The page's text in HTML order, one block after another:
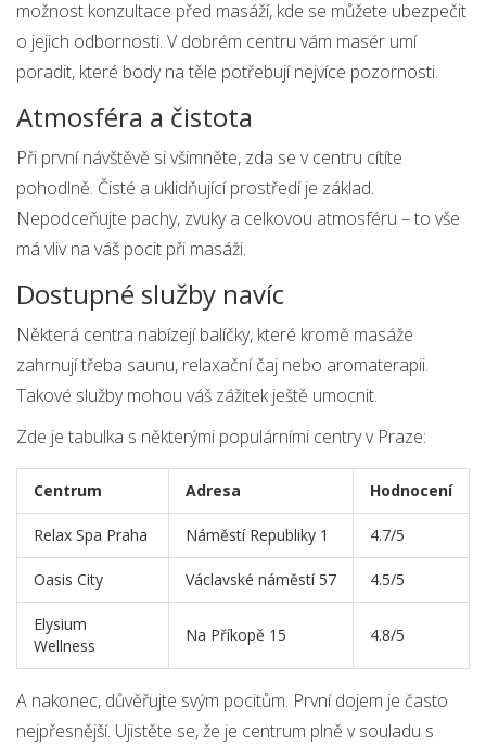
možnost konzultace před masáží, kde se můžete ubezpečit
o jejich odbornosti. V dobrém centru vám masér umí
poradit, které body na těle potřebují nejvíce pozornosti.
Atmosféra a čistota
Při první návštěvě si všimněte, zda se v centru cítíte
pohodlně. Čisté a uklidňující prostředí je základ.
Nepodceňujte pachy, zvuky a celkovou atmosféru – to vše
má vliv na váš pocit při masáži.
Dostupné služby navíc
Některá centra nabízejí balíčky, které kromě masáže
zahrnují třeba saunu, relaxační čaj nebo aromaterapii.
Takové služby mohou váš zážitek ještě umocnit.
Zde je tabulka s některými populárními centry v Praze:
Centrum Adresa Hodnocení
Relax Spa Praha Náměstí Republiky 1 4.7/5
Oasis City Václavské náměstí 57 4.5/5
Elysium
Wellness
Na Příkopě 15 4.8/5
A nakonec, důvěřujte svým pocitům. První dojem je často
nejpřesnější. Ujistěte se, že je centrum plně v souladu s